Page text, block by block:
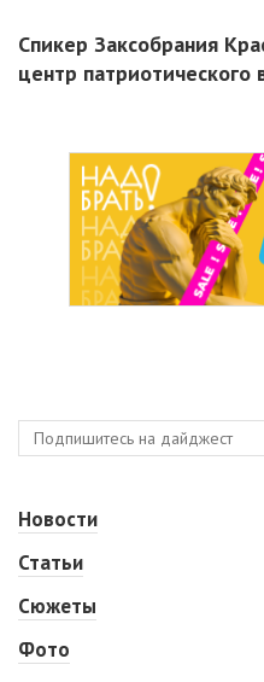
Спикер Заксобрания
центр
Новости
Статьи
Сюжеты
Фото